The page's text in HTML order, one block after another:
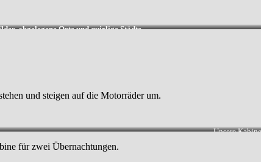
abgelegene Orte und quirlige Städte.
und steigen auf die Motorräder um.
Unsere
für zwei Übernachtungen.